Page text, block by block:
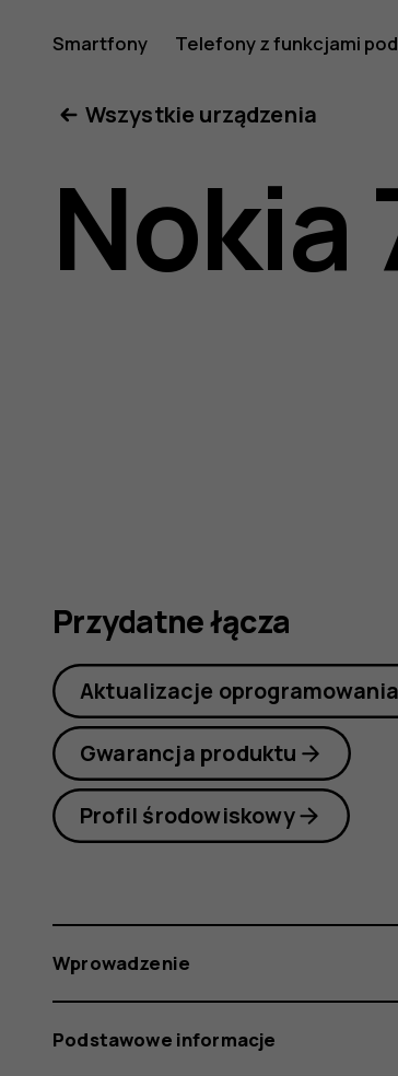
Plus
Smartfony Telefony z funkcjami
Wszystkie urządzenia
Nokia
Przydatne łącza
Aktualizacje oprogramowania
Gwarancja produktu
Profil środowiskowy
Wprowadzenie
Podstawowe informacje